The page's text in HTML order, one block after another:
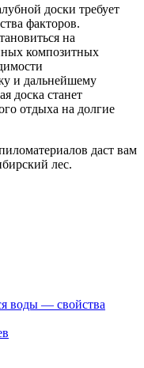
доски требует
факторов.
на
композитных
и дальнейшему
доска станет
отдыха на долгие
даст вам
лес.
воды — свойства